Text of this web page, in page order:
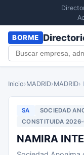
BORME
Inicio›MADRID›MADRID›
SA SOCIEDAD
CONSTITUIDA
NAMIRA